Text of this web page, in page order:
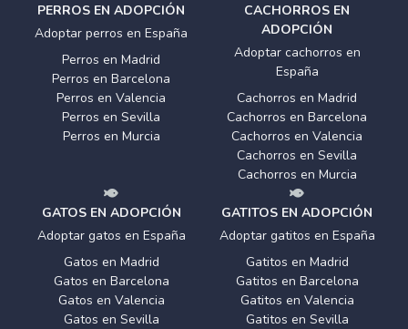
PERROS EN ADOPCIÓN
Adoptar perros en España
Perros en Madrid
Perros en Barcelona
Perros en Valencia
Perros en Sevilla
Perros en Murcia
CACHORROS EN
ADOPCIÓN
Adoptar cachorros en
España
Cachorros en Madrid
Cachorros en Barcelona
Cachorros en Valencia
Cachorros en Sevilla
Cachorros en Murcia
GATOS EN ADOPCIÓN
Adoptar gatos en España
Gatos en Madrid
Gatos en Barcelona
Gatos en Valencia
Gatos en Sevilla
GATITOS EN ADOPCIÓN
Adoptar gatitos en España
Gatitos en Madrid
Gatitos en Barcelona
Gatitos en Valencia
Gatitos en Sevilla